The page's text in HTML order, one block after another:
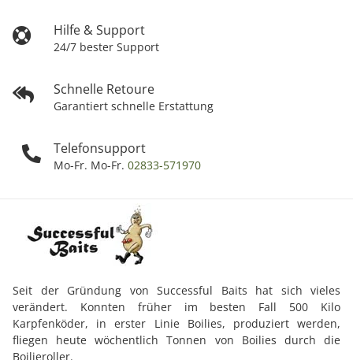
Hilfe & Support
24/7 bester Support
Schnelle Retoure
Garantiert schnelle Erstattung
Telefonsupport
Mo-Fr. Mo-Fr. 02833-571970
Seit der Gründung von Successful Baits hat sich vieles
verändert. Konnten früher im besten Fall 500 Kilo
Karpfenköder, in erster Linie Boilies, produziert werden,
fliegen heute wöchentlich Tonnen von Boilies durch die
Boilieroller.